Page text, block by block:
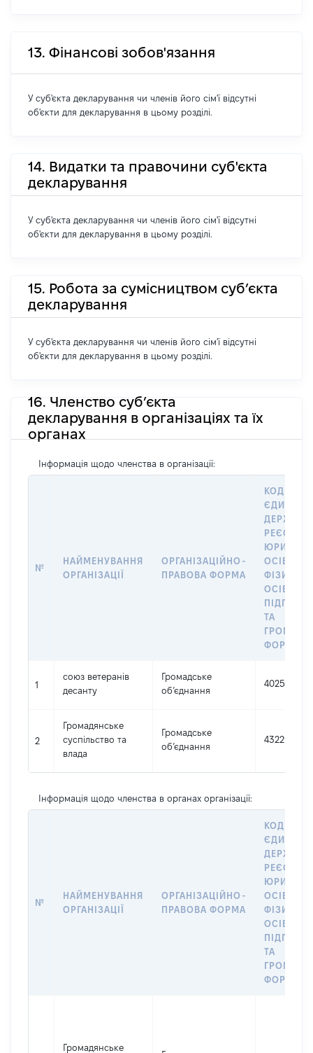
13. Фінансові зобов'язання
У суб'єкта декларування чи членів його сім'ї відсутні
об'єкти для декларування в цьому розділі.
14. Видатки та правочини суб'єкта
декларування
У суб'єкта декларування чи членів його сім'ї відсутні
об'єкти для декларування в цьому розділі.
15. Робота за сумісництвом суб’єкта
декларування
У суб'єкта декларування чи членів його сім'ї відсутні
об'єкти для декларування в цьому розділі.
16. Членство суб’єкта
декларування в організаціях та їх
органах
Інформація щодо членства в організації:
№
НАЙМЕНУВАННЯ
ОРГАНІЗАЦІЇ
ОРГАНІЗАЦІЙНО-
ПРАВОВА ФОРМА
КОД В
РЕЄСТРІ
ОСІБ,
ОСІБ –
ТА
1
союз ветеранів
десанту
Громадське
об’єднання
40255855
2
Громадянське
суспільство та
влада
Громадське
об’єднання
43229257
Інформація щодо членства в органах організації:
№
НАЙМЕНУВАННЯ
ОРГАНІЗАЦІЇ
ОРГАНІЗАЦІЙНО-
ПРАВОВА ФОРМА
КОД В
РЕЄСТРІ
ОСІБ,
ОСІБ –
ТА
Громадянське